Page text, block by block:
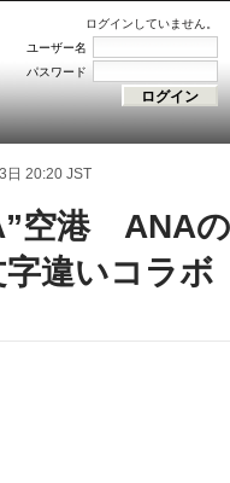
ログインしていません。
ユーザー名
パスワード
20:20 JST
空港 ANAの
違いコラボ